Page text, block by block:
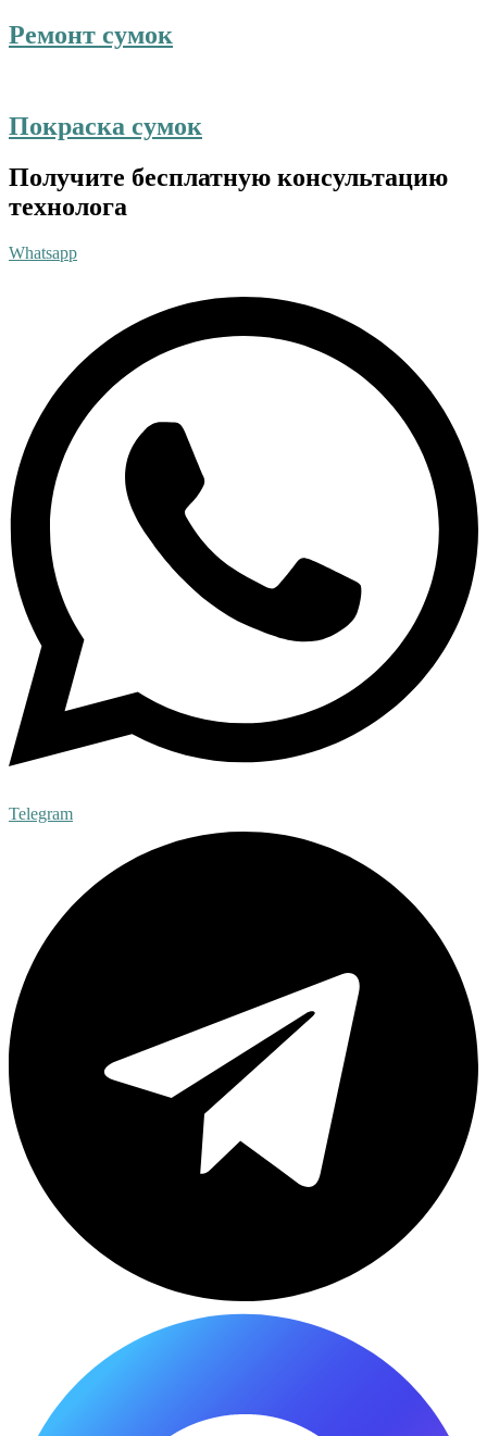
Ремонт сумок
Покраска сумок
Получите бесплатную консультацию
технолога
Whatsapp
Telegram